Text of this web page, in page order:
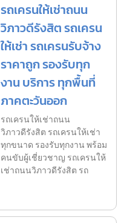
รถเครนให้เช่าถนน
วิภาวดีรังสิต รถเครน
ให้เช่า รถเครนรับจ้าง
ราคาถูก รองรับทุก
งาน บริการ ทุกพื้นที่
ภาคตะวันออก
รถเครนให้เช่าถนน
วิภาวดีรังสิต รถเครนให้เช่า
ทุกขนาด รองรับทุกงาน พร้อม
คนขับผู้เชี่ยวชาญ รถเครนให้
เช่าถนนวิภาวดีรังสิต รถ